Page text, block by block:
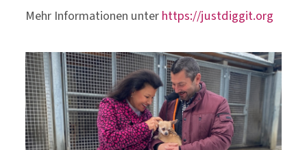
Mehr Informationen unterhttps://justdiggit.org